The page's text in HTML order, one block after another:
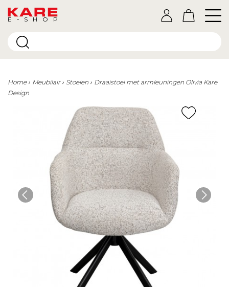
E-SHOP
Home Meubilair Stoelen
Draaistoel met armleuningen Olivia Kare
Design